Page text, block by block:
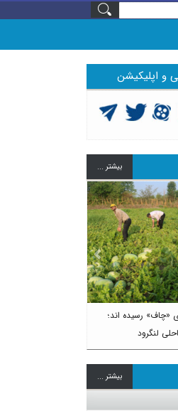
و اپلیکیشن
بيشتر ...
«چاف» رسیده اند؛
لنگرود
Previous
بيشتر ...